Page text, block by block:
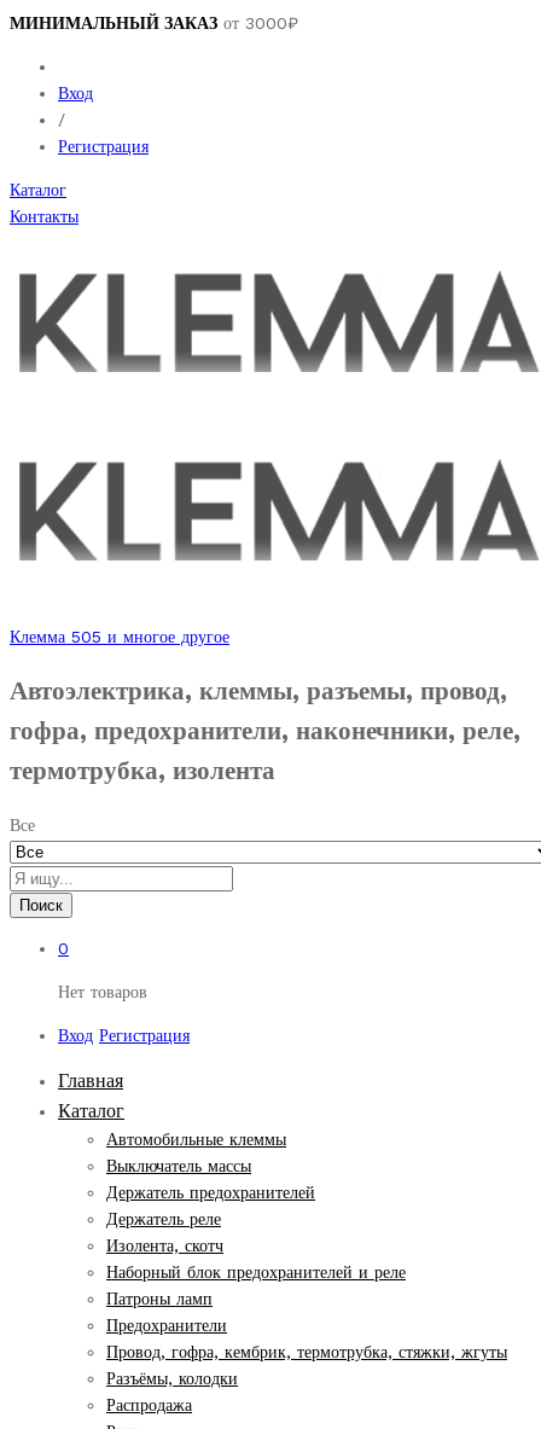
МИНИМАЛЬНЫЙ ЗАКАЗ от 3000₽
Вход
/
Регистрация
Каталог
Контакты
Клемма 505 и многое другое
Автоэлектрика, клеммы, разъемы, провод,
гофра, предохранители, наконечники, реле,
термотрубка, изолента
Все
Поиск
0
Нет товаров
Вход Регистрация
Главная
Каталог
Автомобильные клеммы
Выключатель массы
Держатель предохранителей
Держатель реле
Изолента, скотч
Наборный блок предохранителей и реле
Патроны ламп
Предохранители
Провод, гофра, кембрик, термотрубка, стяжки, жгуты
Разъёмы, колодки
Распродажа